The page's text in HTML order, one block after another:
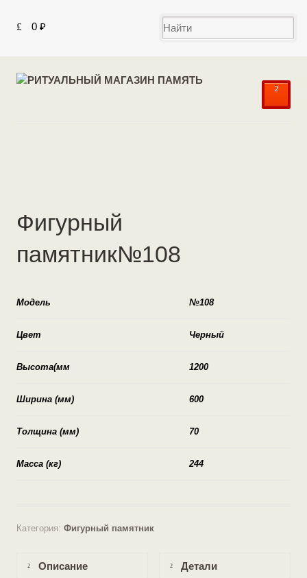
0 ₽
²
Фигурный
памятник№108
Модель №108
Цвет Черный
Высота(мм 1200
Ширина (мм) 600
Толщина (мм) 70
Масса (кг) 244
Категория:Фигурный памятник
Описание Детали